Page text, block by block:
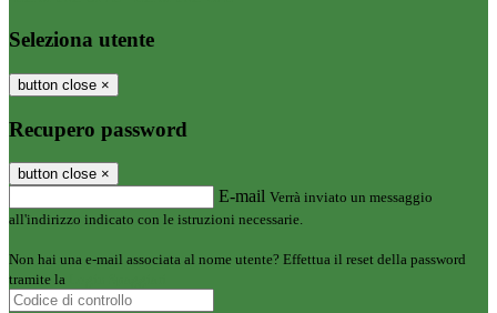
Seleziona utente
button close ×
Recupero password
button close ×
E-mail Verrà inviato un messaggio
all'indirizzo indicato con le istruzioni necessarie.
Non hai una e-mail associata al nome utente? Effettua il reset della password
tramite la